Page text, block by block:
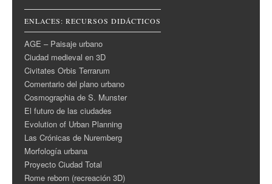
ENLACES: RECURSOS DIDÁCTICOS
AGE – Paisaje urbano
Ciudad medieval en 3D
Civitates Orbis Terrarum
Comentario del plano urbano
Cosmographia de S. Munster
El futuro de las ciudades
Evolution of Urban Planning
Las Crónicas de Nuremberg
Morfología urbana
Proyecto Ciudad Total
Rome reborn (recreación 3D)